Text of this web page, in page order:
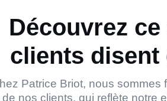
Découvrez
clients disent
Patrice Briot, nous sommes
de nos clients, qui reflète notre